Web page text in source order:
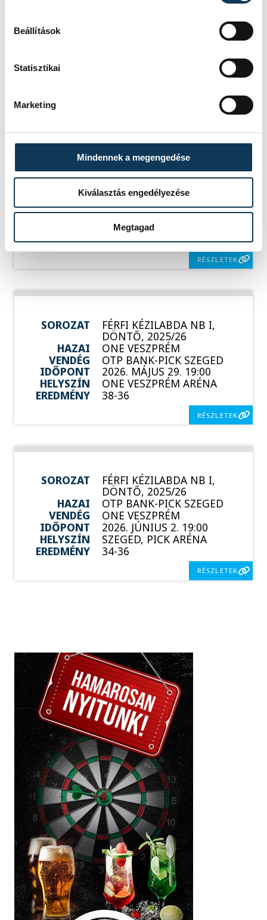
Beállítások
Statisztikai
Marketing
Mindennek a megengedése
Kiválasztás engedélyezése
Megtagad
SOROZAT FÉRFI KÉZILABDA NB I,
2025/26
HAZAI
NEKA
VENDÉG
ONE VESZPRÉM
IDŐPONT
2026. MÁJUS 20. 18:15
HELYSZÍN
BALATONBOGLÁR, NEKA
CSARNOK
EREDMÉNY
40-51
RÉSZLETEK
SOROZAT FÉRFI KÉZILABDA NB I,
DÖNTŐ, 2025/26
HAZAI
ONE VESZPRÉM
VENDÉG
OTP BANK-PICK SZEGED
IDŐPONT
2026. MÁJUS 29. 19:00
HELYSZÍN
ONE VESZPRÉM ARÉNA
EREDMÉNY
38-36
RÉSZLETEK
SOROZAT FÉRFI KÉZILABDA NB I,
DÖNTŐ, 2025/26
HAZAI
OTP BANK-PICK SZEGED
VENDÉG
ONE VESZPRÉM
IDŐPONT
2026. JÚNIUS 2. 19:00
HELYSZÍN
SZEGED, PICK ARÉNA
EREDMÉNY
34-36
RÉSZLETEK